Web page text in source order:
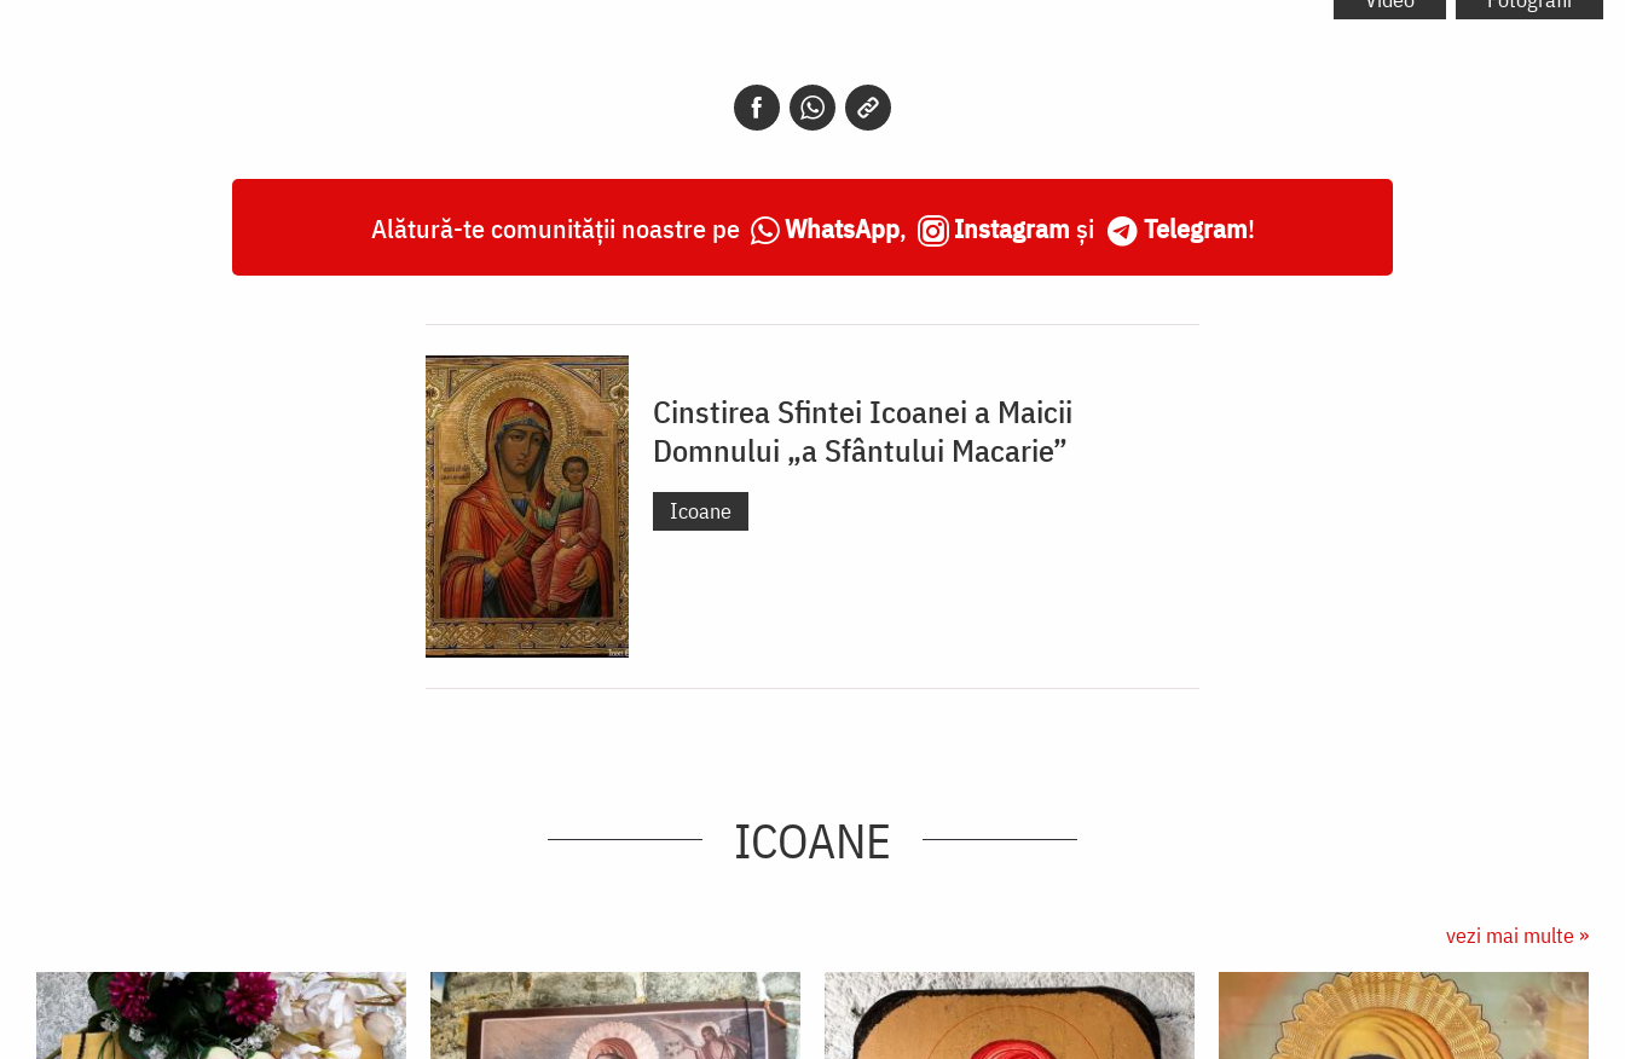
Alătură-te comunității noastre pe WhatsApp, Instagram și Telegram!
Cinstirea Sfintei Icoanei a Maicii
Domnului „a Sfântului Macarie”
Icoane
ICOANE
vezi mai multe »